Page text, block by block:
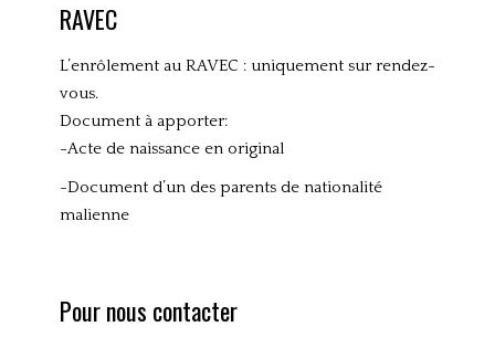
RAVEC
L’enrôlement au RAVEC : uniquement sur rendez-
vous.
Document à apporter:
-Acte de naissance en original
-Document d’un des parents de nationalité
malienne
Pour nous contacter